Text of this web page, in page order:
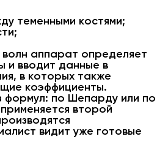
теменными костями;
аппарат определяет
и вводит данные в
в которых также
коэффициенты.
формул: по Шепарду или по
второй
видит уже готовые